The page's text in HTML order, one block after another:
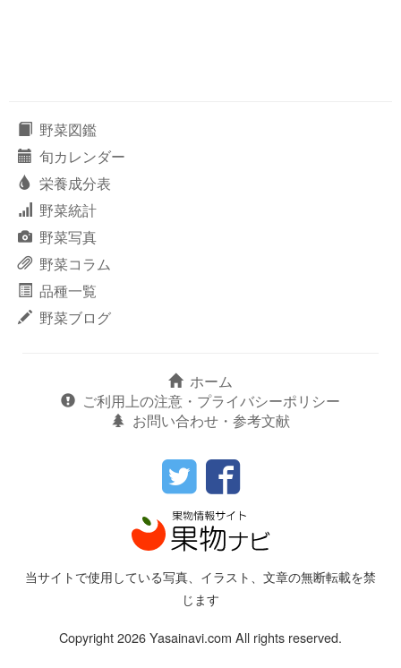
野菜図鑑
旬カレンダー
栄養成分表
野菜統計
野菜写真
野菜コラム
品種一覧
野菜ブログ
ホーム
ご利用上の注意・プライバシーポリシー
お問い合わせ・参考文献
当サイトで使用している写真、イラスト、文章の無断転載を禁
じます
Copyright 2026 Yasainavi.com All rights reserved.